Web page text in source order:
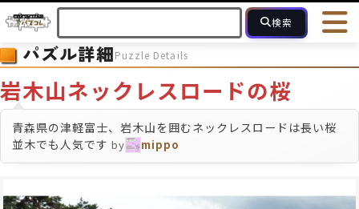
検索
HOME 会員登録
ヘルプ
お問合せ
フォローしている人のパズル 人気のパズル 最近投稿され
16～49
モザイク モザイクのみ
パズル詳細Puzzle Details
岩木山ネックレスロードの桜
青森県の津軽富士、岩木山を囲むネックレスロードは長い桜
並木でも人気です by mippo